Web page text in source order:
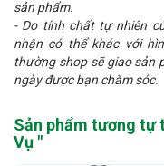
sản phẩm.
- Do tính chất tự nhiên
nhận có thể khác với
thường shop sẽ giao sản
ngày được bạn chăm sóc.
Sản phẩm tương tự
Vụ "